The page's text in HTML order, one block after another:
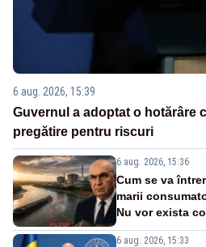
6 aug. 2026, 15:39
Guvernul a adoptat o hotărâre
pregătire pentru riscuri
6 aug. 2026, 15:36
Cum se va
marii
Nu vor exista
6 aug. 2026, 15:33